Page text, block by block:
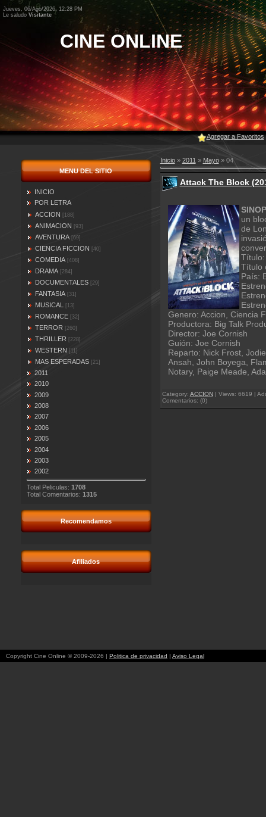
Jueves, 06/Ago/2026, 12:28 PM
Le saludo Visitante
CINE ONLINE
Agregar a Favoritos
MENU DEL SITIO
INICIO
POR LETRA
ACCION
[188]
ANIMACION [93]
AVENTURA [69]
CIENCIA FICCION [40]
COMEDIA [408]
DRAMA [284]
DOCUMENTALES [29]
FANTASIA [31]
MUSICAL [13]
ROMANCE [32]
TERROR [260]
THRILLER [228]
WESTERN [11]
MAS ESPERADAS [21]
2011
2010
2009
2008
2007
2006
2005
2004
2003
2002
Total Peliculas: 1708
Total Comentarios: 1315
Recomendamos
Afiliados
Inicio» 2011 » Mayo » 04
Attack The Block
un
de
Título
País:
Genero: Accion, Ciencia
Productora: Big Talk
Director: Joe Cornish
Guión: Joe Cornish
Reparto: Nick Frost,
Ansah, John Boyega,
Notary, Paige Meade,
Category: ACCION| Views: 6619 |
Comentarios: (0)
Copyright Cine Online © 2009-2026 | Politica de privacidad | Aviso Legal